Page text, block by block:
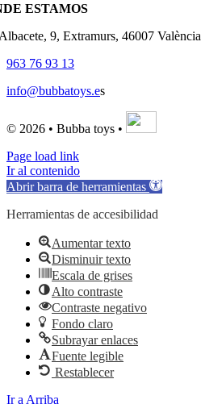
ESTAMOS
9, Extramurs, 46007 València
963 76 93 13
info@bubbatoys.es
© 2026 • Bubba toys •
Page load link
Ir al contenido
Abrir barra de herramientas
Herramientas de accesibilidad
Aumentar texto
Disminuir texto
Escala de grises
Alto contraste
Contraste negativo
Fondo claro
Subrayar enlaces
Fuente legible
Restablecer
Ir a Arriba